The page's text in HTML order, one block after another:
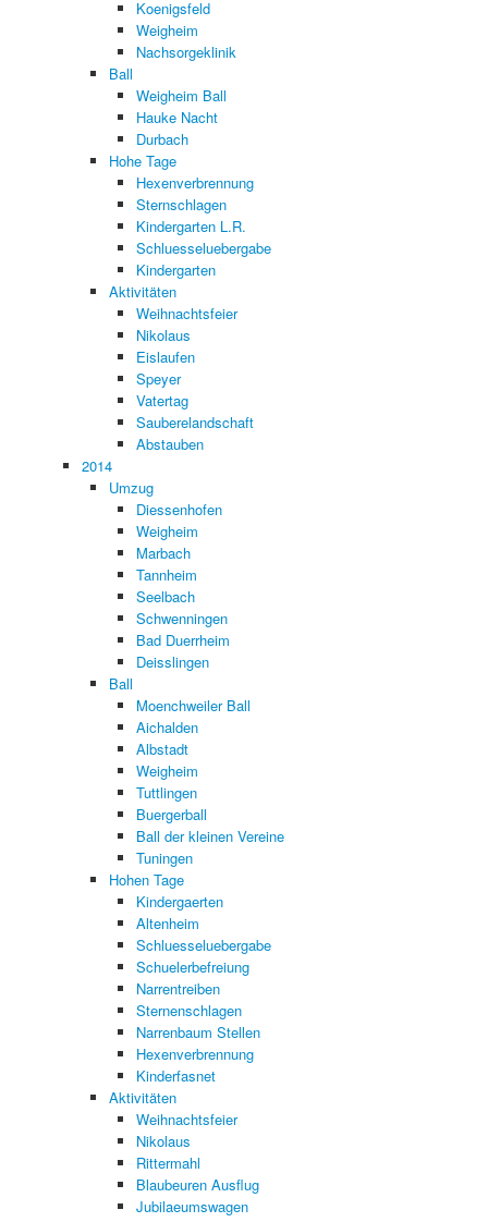
Koenigsfeld
Weigheim
Nachsorgeklinik
Ball
Weigheim Ball
Hauke Nacht
Durbach
Hohe Tage
Hexenverbrennung
Sternschlagen
Kindergarten L.R.
Schluesseluebergabe
Kindergarten
Aktivitäten
Weihnachtsfeier
Nikolaus
Eislaufen
Speyer
Vatertag
Sauberelandschaft
Abstauben
2014
Umzug
Diessenhofen
Weigheim
Marbach
Tannheim
Seelbach
Schwenningen
Bad Duerrheim
Deisslingen
Ball
Moenchweiler Ball
Aichalden
Albstadt
Weigheim
Tuttlingen
Buergerball
Ball der kleinen Vereine
Tuningen
Hohen Tage
Kindergaerten
Altenheim
Schluesseluebergabe
Schuelerbefreiung
Narrentreiben
Sternenschlagen
Narrenbaum Stellen
Hexenverbrennung
Kinderfasnet
Aktivitäten
Weihnachtsfeier
Nikolaus
Rittermahl
Blaubeuren Ausflug
Jubilaeumswagen